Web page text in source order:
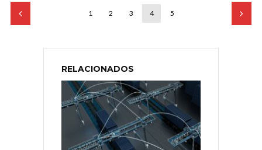
1 2 3 4 5
RELACIONADOS